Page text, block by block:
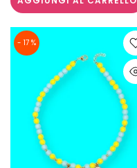
- 17 %